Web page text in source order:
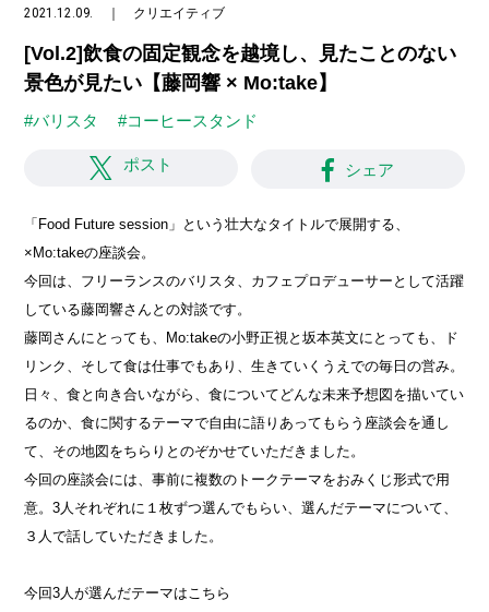
2021.12.09. クリエイティブ
[Vol.2]飲食の固定観念を越境し、見たことのない
景色が見たい【藤岡響 × Mo:take】
#バリスタ #コーヒースタンド
ポスト シェア
「Food Future session」という壮大なタイトルで展開する、
×Mo:takeの座談会。
今回は、フリーランスのバリスタ、カフェプロデューサーとして活躍
している藤岡響さんとの対談です。
藤岡さんにとっても、Mo:takeの小野正視と坂本英文にとっても、ド
リンク、そして食は仕事でもあり、生きていくうえでの毎日の営み。
日々、食と向き合いながら、食についてどんな未来予想図を描いてい
るのか、食に関するテーマで自由に語りあってもらう座談会を通し
て、その地図をちらりとのぞかせていただきました。
今回の座談会には、事前に複数のトークテーマをおみくじ形式で用
意。3人それぞれに１枚ずつ選んでもらい、選んだテーマについて、
３人で話していただきました。
今回3人が選んだテーマはこちら